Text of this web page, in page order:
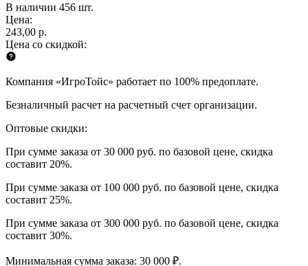
В наличии 456 шт.
Цена:
243,00 р.
Цена со скидкой:
Компания «ИгроТойс» работает по 100% предоплате.
Безналичный расчет на расчетный счет организации.
Оптовые скидки:
При сумме заказа от 30 000 руб. по базовой цене, скидка
составит 20%.
При сумме заказа от 100 000 руб. по базовой цене, скидка
составит 25%.
При сумме заказа от 300 000 руб. по базовой цене, скидка
составит 30%.
Минимальная сумма заказа: 30 000 ₽.